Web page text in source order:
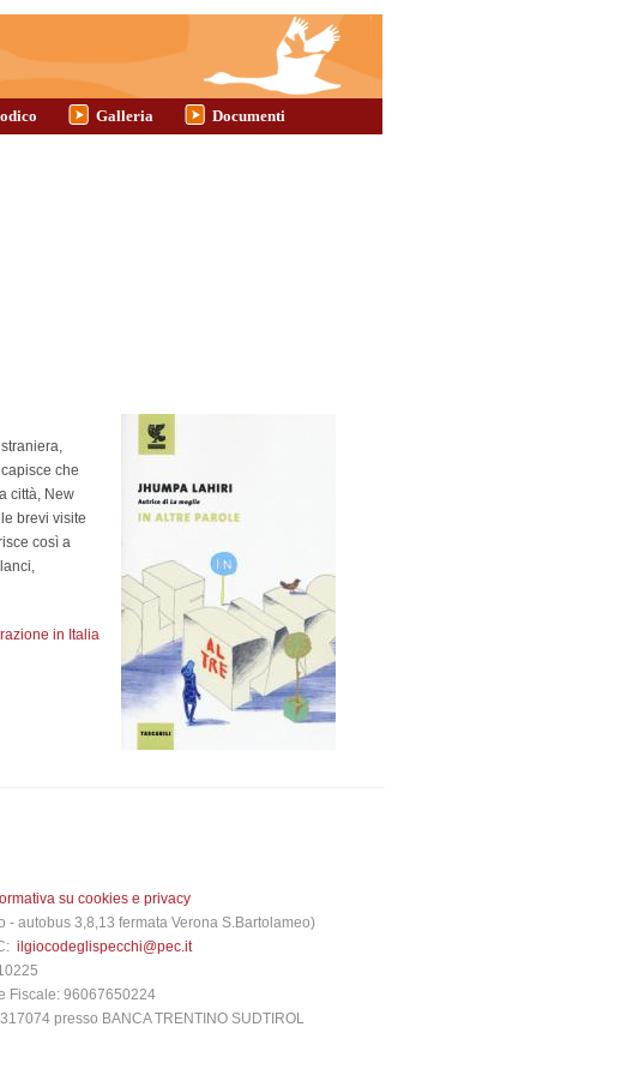
Galleria Documenti
che
città, New
brevi visite
così a
in Italia
su cookies e privacy
autobus 3,8,13 fermata Verona S.Bartolameo)
ilgiocodeglispecchi@pec.it
Fiscale: 96067650224
presso BANCA TRENTINO SUDTIROL